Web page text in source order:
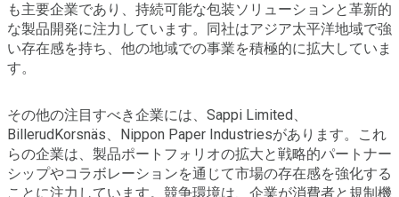
も主要企業であり、持続可能な包装ソリューションと革新的
な製品開発に注力しています。同社はアジア太平洋地域で強
い存在感を持ち、他の地域での事業を積極的に拡大していま
す。
その他の注目すべき企業には、Sappi Limited、
BillerudKorsnäs、Nippon Paper Industriesがあります。これ
らの企業は、製品ポートフォリオの拡大と戦略的パートナー
シップやコラボレーションを通じて市場の存在感を強化する
ことに注力しています。競争環境は、企業が消費者と規制機